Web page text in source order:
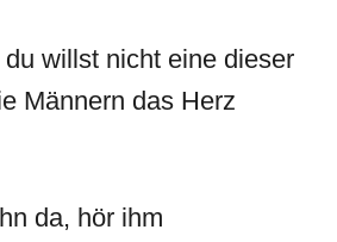
willst nicht eine dieser
Männern das Herz
da, hör ihm